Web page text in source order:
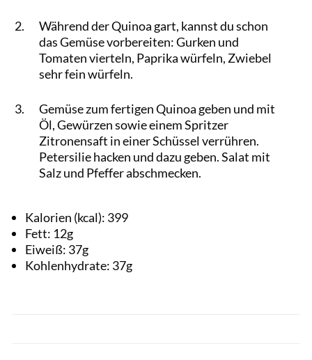
Während der Quinoa gart, kannst du schon
das Gemüse vorbereiten: Gurken und
Tomaten vierteln, Paprika würfeln, Zwiebel
sehr fein würfeln.
Gemüse zum fertigen Quinoa geben und mit
Öl, Gewürzen sowie einem Spritzer
Zitronensaft in einer Schüssel verrühren.
Petersilie hacken und dazu geben. Salat mit
Salz und Pfeffer abschmecken.
Kalorien (kcal): 399
Fett: 12g
Eiweiß: 37g
Kohlenhydrate: 37g